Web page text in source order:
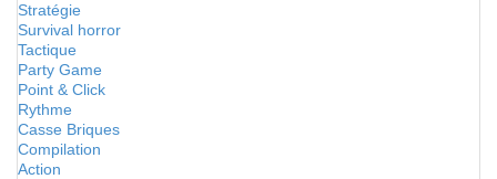
Stratégie
Survival horror
Tactique
Party Game
Point & Click
Rythme
Casse Briques
Compilation
Action